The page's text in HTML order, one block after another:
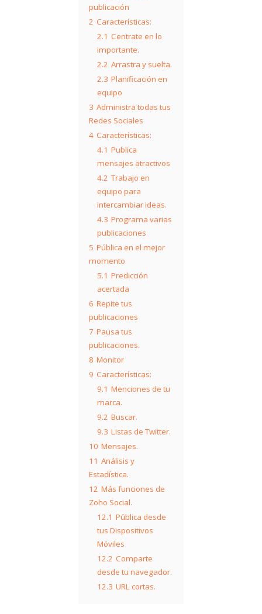
publicación
2 Características:
2.1 Centrate en lo
importante.
2.2 Arrastra y suelta.
2.3 Planificación en
equipo
3 Administra todas tus
Redes Sociales
4 Características:
4.1 Publica
mensajes atractivos
4.2 Trabajo en
equipo para
intercambiar ideas.
4.3 Programa varias
publicaciones
5 Pública en el mejor
momento
5.1 Predicción
acertada
6 Repite tus
publicaciones
7 Pausa tus
publicaciones.
8 Monitor
9 Características:
9.1 Menciones de tu
marca.
9.2 Buscar.
9.3 Listas de Twitter.
10 Mensajes.
11 Análisis y
Estadística.
12 Más funciones de
Zoho Social.
12.1 Pública desde
tus Dispositivos
Móviles
12.2 Comparte
desde tu navegador.
12.3 URL cortas.